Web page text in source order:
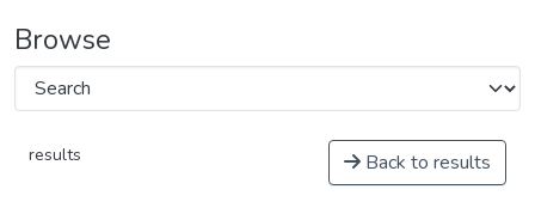
Browse
results Back to results